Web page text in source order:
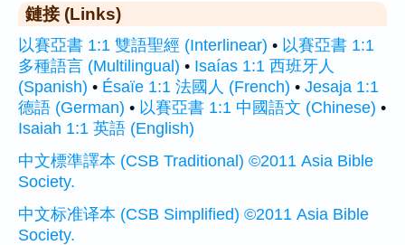
鏈接 (Links)
以賽亞書 1:1 雙語聖經 (Interlinear) • 以賽亞書 1:1
多種語言 (Multilingual) • Isaías 1:1 西班牙人
(Spanish) • Ésaïe 1:1 法國人 (French) • Jesaja 1:1
德語 (German) • 以賽亞書 1:1 中國語文 (Chinese) •
Isaiah 1:1 英語 (English)
中文標準譯本 (CSB Traditional) ©2011 Asia Bible
Society.
中文标准译本 (CSB Simplified) ©2011 Asia Bible
Society.